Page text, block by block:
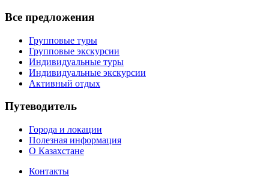
Все предложения
Групповые туры
Групповые экскурсии
Индивидуальные туры
Индивидуальные экскурсии
Активный отдых
Путеводитель
Города и локации
Полезная информация
О Казахстане
Контакты